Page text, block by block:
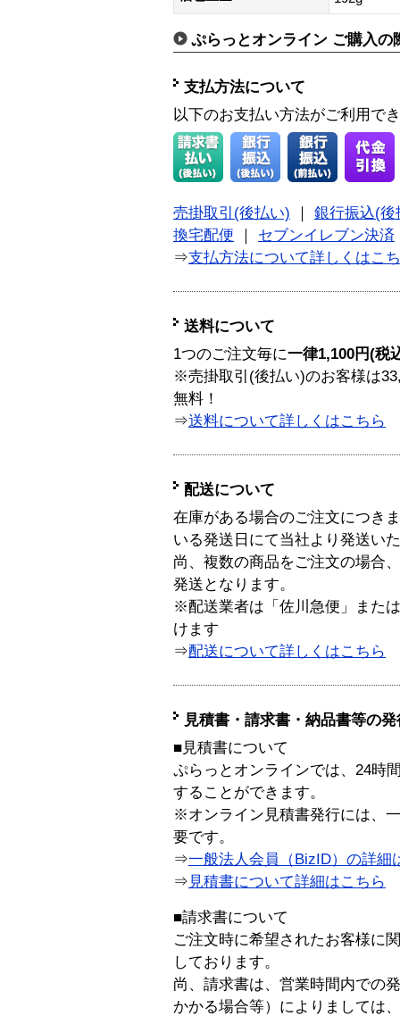
ぷらっとオンライン ご購入の
支払方法について
以下のお支払い方法がご利用で
売掛取引(後払い) ｜ 銀行振込(後
換宅配便 ｜ セブンイレブン決済
⇒支払方法について詳しくはこ
送料について
1つのご注文毎に一律1,100円(税
※売掛取引(後払い)のお客様は
無料！
⇒送料について詳しくはこちら
配送について
在庫がある場合のご注文につき
いる発送日にて当社より発送い
尚、複数の商品をご注文の場合
発送となります。
※配送業者は「佐川急便」また
けます
⇒配送について詳しくはこちら
見積書・請求書・納品書等の
■見積書について
ぷらっとオンラインでは、24時
することができます。
※オンライン見積書発行には、
要です。
⇒一般法人会員（BizID）の詳細
⇒ 見積書について詳細はこちら
■請求書について
ご注文時に希望されたお客様に
しております。
尚、請求書は、営業時間内での
かかる場合等）によりましては